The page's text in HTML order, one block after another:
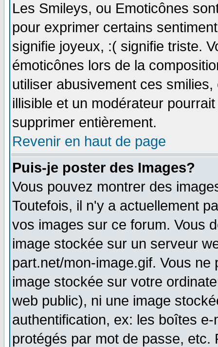
Les Smileys, ou Emoticônes
pour exprimer certains
signifie joyeux, :( signifie triste.
émoticônes lors de la
utiliser abusivement ces
illisible et un modérateur
supprimer entièrement.
Revenir en haut de page
Puis-je poster des Images?
Vous pouvez montrer des
Toutefois, il n'y a actuellement
vos images sur ce forum. Vous
image stockée sur un serveur
part.net/mon-image.gif. Vous
image stockée sur votre
web public), ni une image
authentification, ex: les boîtes
protégés par mot de passe,